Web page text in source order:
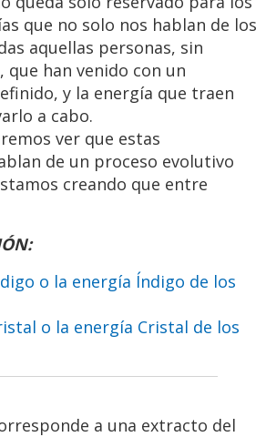
que no solo nos hablan de los
aquellas personas, sin
han venido con un
y la energía que traen
a cabo.
ver que estas
de un proceso evolutivo
creando que entre
o la energía Índigo de los
o la energía Cristal de los
a una extracto del